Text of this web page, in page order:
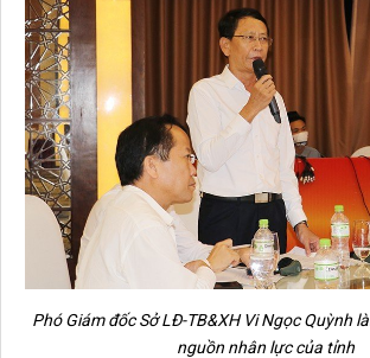
Phó Giám đốc Sở LĐ-TB&XH Vi Ngọc Quỳnh
nguồn nhân lực của tỉnh